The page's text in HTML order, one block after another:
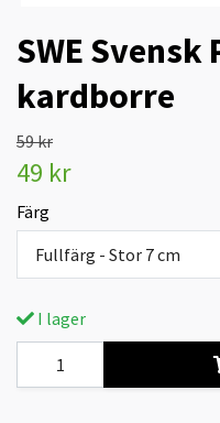
SWE Svensk
kardborre
59 kr
49 kr
Färg
Fullfärg - Stor 7 cm
I lager